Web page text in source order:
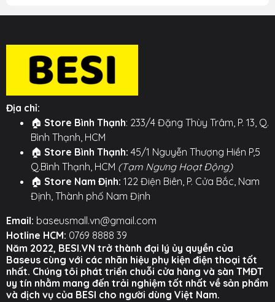
Địa chỉ:
🏠 Store Bình Thạnh: 233/4 Đặng Thùy Trâm, P. 13, Q.
Bình Thạnh, HCM
🏠 Store Bình Thạnh: 45/1 Nguyễn Thượng Hiền P,5
Q.Bình Thạnh, HCM (Tạm Ngưng Hoạt Động)
🏠 Store Nam Định: 122 Điện Biên, P. Cửa Bắc, Nam
Định, Thành phố Nam Định
Email: baseusmall.vn@gmail.com
Hotline HCM: 0769 8888 39
Năm 2022, BESI.VN trở thành đại lý ủy quyền của
Baseus cùng với các nhãn hiệu phụ kiện điện thoại tốt
nhất. Chúng tôi phát triển chuỗi cửa hàng và sàn TMĐT
uy tín nhằm mang đến trải nghiệm tốt nhất về sản phẩm
và dịch vụ của BESI cho người dùng Việt Nam.